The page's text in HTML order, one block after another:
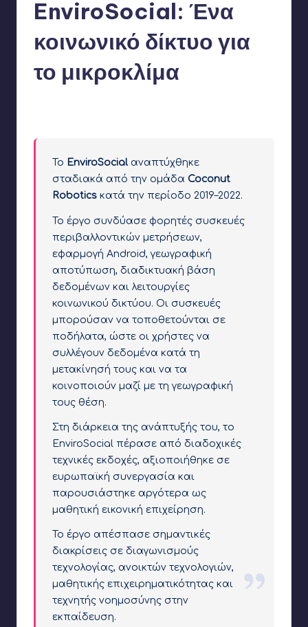
EnviroSocial: Ένα
κοινωνικό δίκτυο για
το μικροκλίμα
Το EnviroSocial αναπτύχθηκε
σταδιακά από την ομάδα Coconut
Robotics κατά την περίοδο 2019–2022.
Το έργο συνδύασε φορητές συσκευές
περιβαλλοντικών μετρήσεων,
εφαρμογή Android, γεωγραφική
αποτύπωση, διαδικτυακή βάση
δεδομένων και λειτουργίες
κοινωνικού δικτύου. Οι συσκευές
μπορούσαν να τοποθετούνται σε
ποδήλατα, ώστε οι χρήστες να
συλλέγουν δεδομένα κατά τη
μετακίνησή τους και να τα
κοινοποιούν μαζί με τη γεωγραφική
τους θέση.
Στη διάρκεια της ανάπτυξής του, το
EnviroSocial πέρασε από διαδοχικές
τεχνικές εκδοχές, αξιοποιήθηκε σε
ευρωπαϊκή συνεργασία και
παρουσιάστηκε αργότερα ως
μαθητική εικονική επιχείρηση.
Το έργο απέσπασε σημαντικές
διακρίσεις σε διαγωνισμούς
τεχνολογίας, ανοικτών τεχνολογιών,
μαθητικής επιχειρηματικότητας και
τεχνητής νοημοσύνης στην
εκπαίδευση.